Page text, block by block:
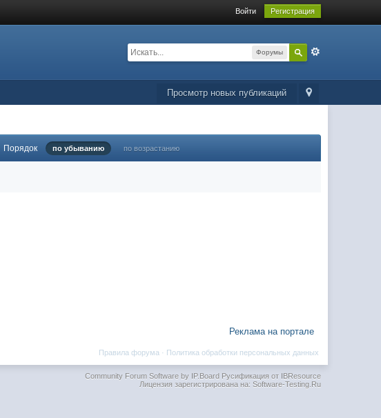
Войти Регистрация
Форумы
Просмотр новых публикаций
Порядок по убыванию по возрастанию
Реклама на портале
Политика обработки персональных данных
Правила форума ·
Community Forum Software by IP.BoardРусификация от IBResource
Лицензия зарегистрирована на: Software-Testing.Ru